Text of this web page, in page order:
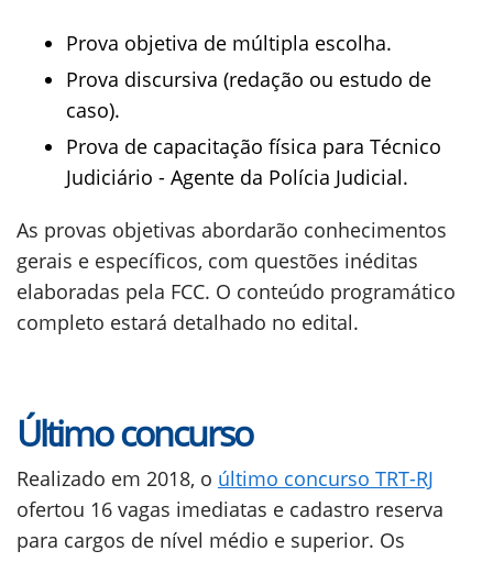
Prova objetiva de múltipla escolha.
Prova discursiva (redação ou estudo de
caso).
Prova de capacitação física para Técnico
Judiciário - Agente da Polícia Judicial.
As provas objetivas abordarão conhecimentos
gerais e específicos, com questões inéditas
elaboradas pela FCC. O conteúdo programático
completo estará detalhado no edital.
Último concurso
Realizado em 2018, o último concurso TRT-RJ
ofertou 16 vagas imediatas e cadastro reserva
para cargos de nível médio e superior. Os